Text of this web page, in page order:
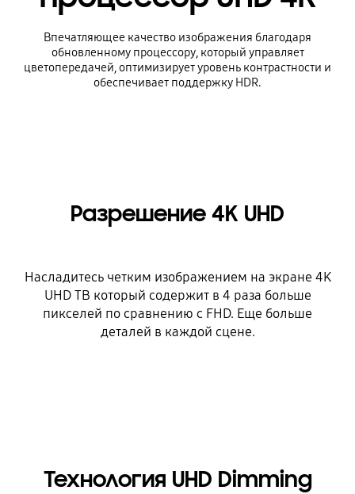
Впечатляющее качество изображения благодаря
обновленному процессору, который управляет
цветопередачей, оптимизирует уровень контрастности и
обеспечивает поддержку HDR.
Разрешение 4K UHD
Насладитесь четким изображением на экране 4K
UHD ТВ который содержит в 4 раза больше
пикселей по сравнению с FHD. Еще больше
деталей в каждой сцене.
Технология UHD Dimming